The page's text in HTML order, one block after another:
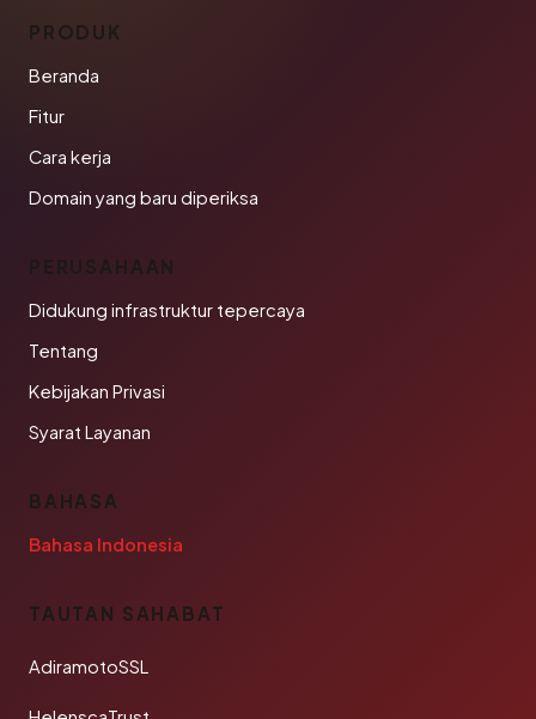
PRODUK
Beranda
Fitur
Cara kerja
Domain yang baru diperiksa
PERUSAHAAN
Didukung infrastruktur tepercaya
Tentang
Kebijakan Privasi
Syarat Layanan
BAHASA
Bahasa Indonesia
TAUTAN SAHABAT
AdiramotoSSL